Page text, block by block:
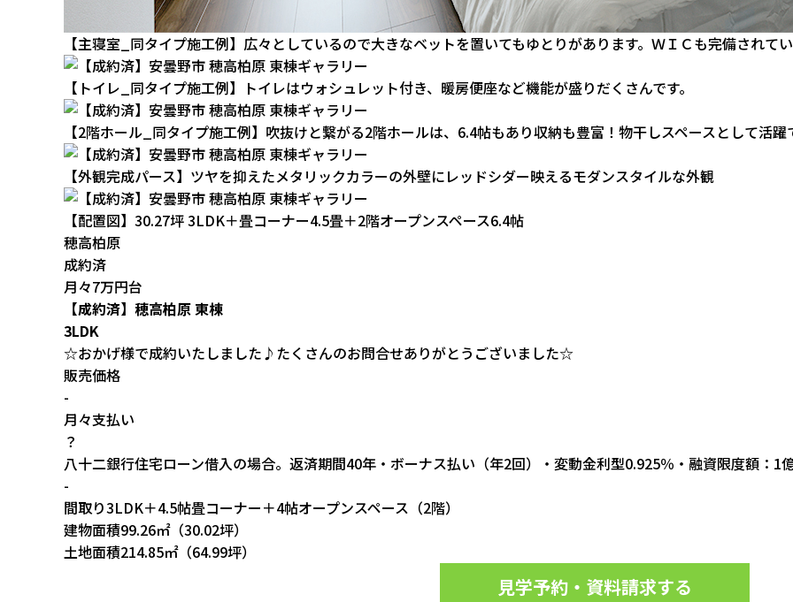
【主寝室_同タイプ施工例】広々としているので大きなベットを置いてもゆとりがあります。ＷＩＣも完備されて
【トイレ_同タイプ施工例】トイレはウォシュレット付き、暖房便座など機能が盛りだくさんです。
【2階ホール_同タイプ施工例】吹抜けと繋がる2階ホールは、6.4帖もあり収納も豊富！物干しスペースとして活
【外観完成パース】ツヤを抑えたメタリックカラーの外壁にレッドシダー映えるモダンスタイルな外観
【配置図】30.27坪 3LDK＋畳コーナー4.5畳＋2階オープンスペース6.4帖
穂高柏原
成約済
月々7万円台
【成約済】穂高柏原 東棟
3LDK
☆おかげ様で成約いたしました♪たくさんのお問合せありがとうございました☆
販売価格
-
月々支払い
？
八十二銀行住宅ローン借入の場合。返済期間40年・ボーナス払い（年2回）・変動金利型0.925％・融資限度額：1
-
間取り3LDK＋4.5帖畳コーナー＋4帖オープンスペース（2階）
建物面積99.26㎡（30.02坪）
土地面積214.85㎡（64.99坪）
見学予約・資料請求する